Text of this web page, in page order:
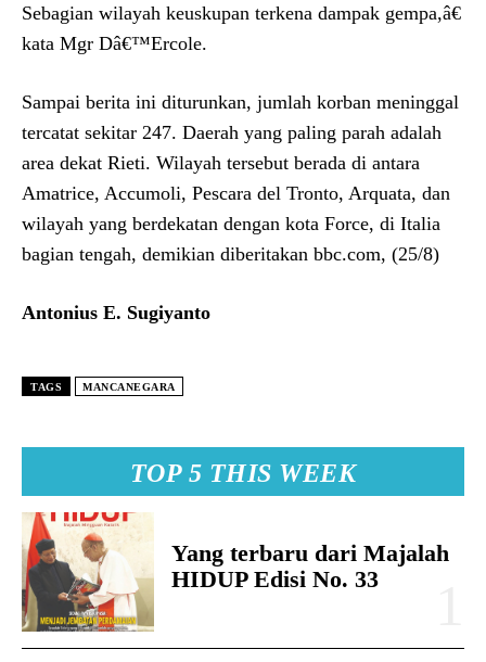
TOP 5 THIS WEEK
Yang terbaru dari Majalah
HIDUP Edisi No. 33
Sebagian wilayah keuskupan terkena dampak gempa,â€
kata Mgr Dâ€™Ercole.
Sampai berita ini diturunkan, jumlah korban meninggal
tercatat sekitar 247. Daerah yang paling parah adalah
area dekat Rieti. Wilayah tersebut berada di antara
Amatrice, Accumoli, Pescara del Tronto, Arquata, dan
wilayah yang berdekatan dengan kota Force, di Italia
bagian tengah, demikian diberitakan bbc.com, (25/8)
Antonius E. Sugiyanto
TAGS MANCANEGARA